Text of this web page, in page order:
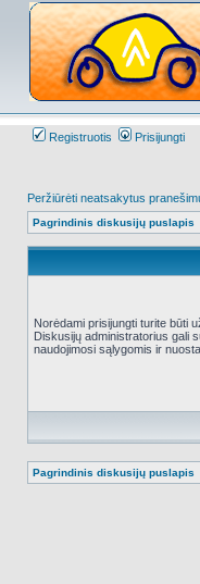
Registruotis Prisijungti
Peržiūrėti neatsakytus
Pagrindinis diskusijų puslapis
Norėdami prisijungti turite būti
Diskusijų administratorius gali
naudojimosi sąlygomis ir
Pagrindinis diskusijų puslapis